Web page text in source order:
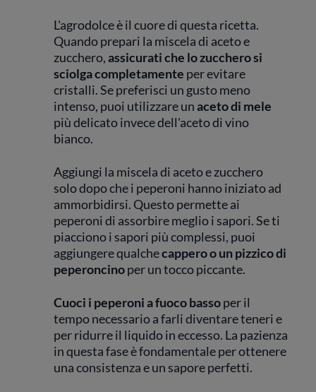
L'agrodolce è il cuore di questa ricetta.
Quando prepari la miscela di aceto e
zucchero,assicurati che lo zucchero si
sciolga completamente per evitare
cristalli. Se preferisci un gusto meno
intenso, puoi utilizzare unaceto di mele
più delicato invece dell'aceto di vino
bianco.
Aggiungi la miscela di aceto e zucchero
solo dopo che i peperoni hanno iniziato ad
ammorbidirsi. Questo permette ai
peperoni di assorbire meglio i sapori. Se ti
piacciono i sapori più complessi, puoi
aggiungere qualchecappero o un pizzico di
peperoncinoper un tocco piccante.
Cuoci i peperoni a fuoco bassoper il
tempo necessario a farli diventare teneri e
per ridurre il liquido in eccesso. La pazienza
in questa fase è fondamentale per ottenere
una consistenza e un sapore perfetti.